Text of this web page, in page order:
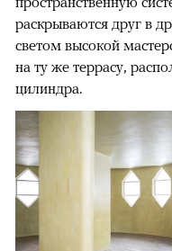
раскрываются друг в
светом высокой
на ту же террасу,
цилиндра.